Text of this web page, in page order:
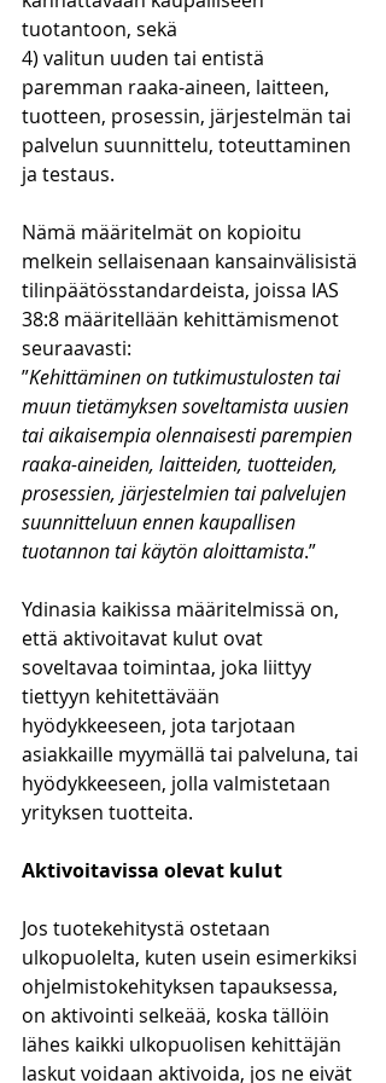
tuotantoon, sekä
4) valitun uuden tai entistä
paremman raaka-aineen, laitteen,
tuotteen, prosessin, järjestelmän tai
palvelun suunnittelu, toteuttaminen
ja testaus.
Nämä määritelmät on kopioitu
melkein sellaisenaan kansainvälisistä
tilinpäätösstandardeista, joissa IAS
38:8 määritellään kehittämismenot
seuraavasti:
”Kehittäminen on tutkimustulosten tai
muun tietämyksen soveltamista uusien
tai aikaisempia olennaisesti parempien
raaka-aineiden, laitteiden, tuotteiden,
prosessien, järjestelmien tai palvelujen
suunnitteluun ennen kaupallisen
tuotannon tai käytön aloittamista.”
Ydinasia kaikissa määritelmissä on,
että aktivoitavat kulut ovat
soveltavaa toimintaa, joka liittyy
tiettyyn kehitettävään
hyödykkeeseen, jota tarjotaan
asiakkaille myymällä tai palveluna, tai
hyödykkeeseen, jolla valmistetaan
yrityksen tuotteita.
Aktivoitavissa olevat kulut
Jos tuotekehitystä ostetaan
ulkopuolelta, kuten usein esimerkiksi
ohjelmistokehityksen tapauksessa,
on aktivointi selkeää, koska tällöin
lähes kaikki ulkopuolisen kehittäjän
laskut voidaan aktivoida, jos ne eivät